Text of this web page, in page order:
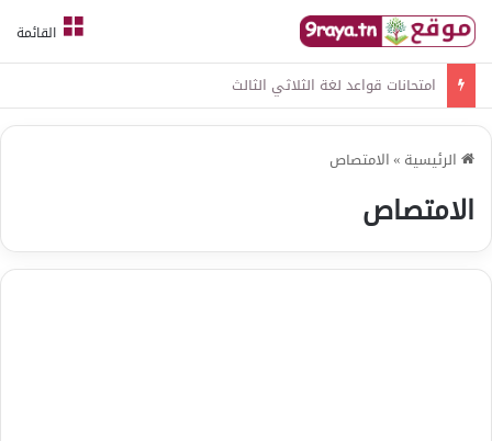
القائمة
امتحانات قواعد لغة الثلاثي الثالث
الرئيسية »الامتصاص
الامتصاص